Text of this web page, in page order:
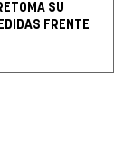
SU
FRENTE